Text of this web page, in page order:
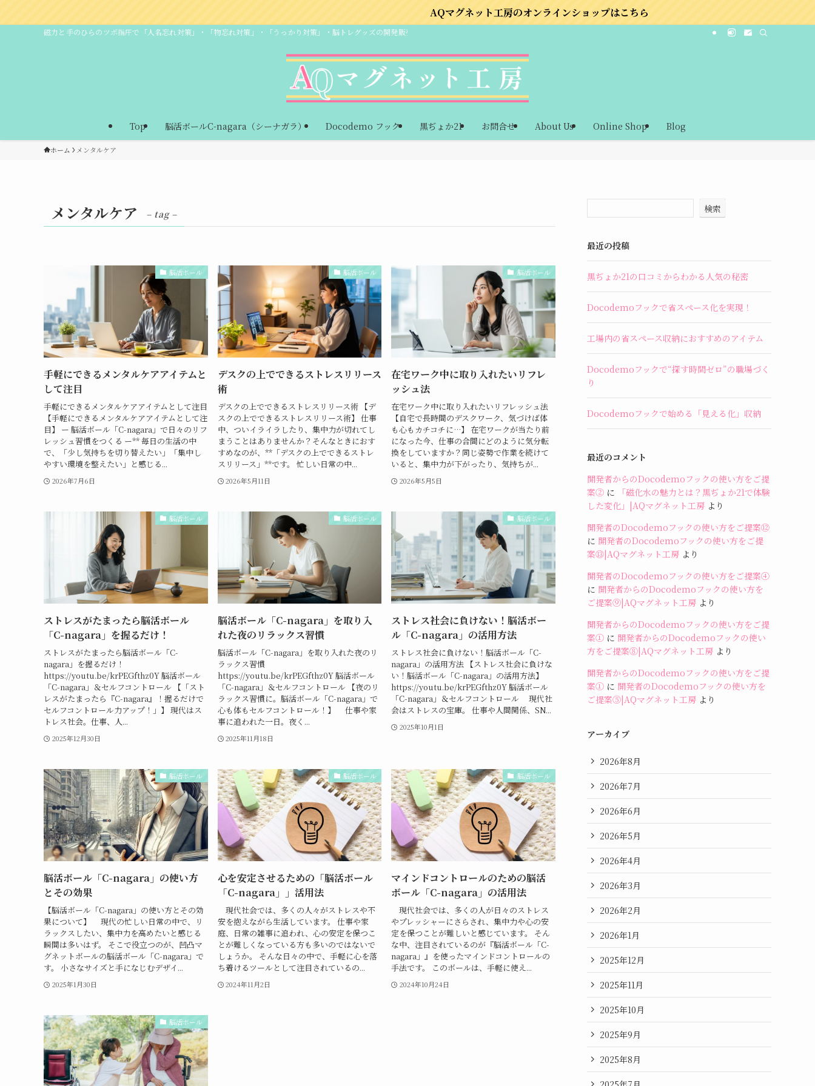
AQマグネット工房のオンラインショップはこちら
磁力と手のひらのツボ指圧で「人名忘れ対策」・「物忘れ対策」・「うっかり対策」・脳トレグッズの開発販売
Top 脳活ボールC-nagara（シーナガラ） Docodemo フック 黒ぢょか21 お問合せ About Us Online Shop Blog
ホーム メンタルケア
メンタルケア – tag –
脳活ボール
手軽にできるメンタルケアアイテムと
して注目
手軽にできるメンタルケアアイテムとして注目
【手軽にできるメンタルケアアイテムとして注
目】 ー 脳活ボール「C-nagara」で日々のリフ
レッシュ習慣をつくる ー** 毎日の生活の中
で、「少し気持ちを切り替えたい」「集中し
やすい環境を整えたい」と感じる...
2026年7月6日
脳活ボール
デスクの上でできるストレスリリース
術
デスクの上でできるストレスリリース術 【デ
スクの上でできるストレスリリース術】 仕事
中、ついイライラしたり、集中力が切れてし
まうことはありませんか？そんなときにおす
すめなのが、**「デスクの上でできるストレ
スリリース」**です。 忙しい日常の中...
2026年5月11日
脳活ボール
在宅ワーク中に取り入れたいリフレ
ッシュ法
在宅ワーク中に取り入れたいリフレッシュ法
【自宅で長時間のデスクワーク、気づけば体
も心もカチコチに…】 在宅ワークが当たり前
になった今、仕事の合間にどのように気分転
換をしていますか？同じ姿勢で作業を続けて
いると、集中力が下がったり、気持ちが...
2026年5月5日
脳活ボール
ストレスがたまったら脳活ボール
「C-nagara」を握るだけ！
ストレスがたまったら脳活ボール「C-
nagara」を握るだけ！
https://youtu.be/krPEGfthz0Y 脳活ボール
「C-nagara」＆セルフコントロール 【「スト
レスがたまったら『C-nagara』！握るだけで
セルフコントロール力アップ！」】 現代はス
トレス社会。仕事、人...
2025年12月30日
脳活ボール
脳活ボール「C-nagara」を取り入
れた夜のリラックス習慣
脳活ボール「C-nagara」を取り入れた夜のリ
ラックス習慣
https://youtu.be/krPEGfthz0Y 脳活ボール
「C-nagara」＆セルフコントロール 【夜のリ
ラックス習慣に。脳活ボール「C-nagara」で
心も体もセルフコントロール！】 仕事や家
事に追われた一日。夜く...
2025年11月18日
脳活ボール
ストレス社会に負けない！脳活ボー
ル「C-nagara」の活用方法
ストレス社会に負けない！脳活ボール「C-
nagara」の活用方法 【ストレス社会に負けな
い！脳活ボール「C-nagara」の活用方法】
https://youtu.be/krPEGfthz0Y 脳活ボール
「C-nagara」＆セルフコントロール 現代社
会はストレスの宝庫。 仕事や人間関係、SN...
2025年10月1日
脳活ボール
脳活ボール「C-nagara」の使い方
とその効果
【脳活ボール「C-nagara」の使い方とその効
果について】 現代の忙しい日常の中で、リ
ラックスしたい、集中力を高めたいと感じる
瞬間は多いはず。 そこで役立つのが、凹凸マ
グネットボールの脳活ボール「C-nagara」で
す。 小さなサイズと手になじむデザイ...
2025年1月30日
脳活ボール
心を安定させるための「脳活ボール
「C-nagara」」活用法
現代社会では、多くの人々がストレスや不
安を抱えながら生活しています。 仕事や家
庭、日常の雑事に追われ、心の安定を保つこ
とが難しくなっている方も多いのではないで
しょうか。 そんな日々の中で、手軽に心を落
ち着けるツールとして注目されているの...
2024年11月2日
脳活ボール
マインドコントロールのための脳活
ボール「C-nagara」の活用法
現代社会では、多くの人が日々のストレス
やプレッシャーにさらされ、集中力や心の安
定を保つことが難しいと感じています。 そん
な中、注目されているのが『脳活ボール「C-
nagara」』を使ったマインドコントロールの
手法です。 このボールは、手軽に使え...
2024年10月24日
脳活ボール
検索
最近の投稿
黒ぢょか21の口コミからわかる人気の秘密
Docodemoフックで省スペース化を実現！
工場内の省スペース収納におすすめのアイテム
Docodemoフックで“探す時間ゼロ”の職場づく
り
Docodemoフックで始める「見える化」収納
最近のコメント
開発者からのDocodemoフックの使い方をご提
案② に
「磁化水の魅力とは？黒ぢょか21で体験
した変化」|AQマグネット工房 より
開発者のDocodemoフックの使い方をご提案⑫
に 開発者のDocodemoフックの使い方をご提
案⑬|AQマグネット工房 より
開発者のDocodemoフックの使い方をご提案④
に 開発者からのDocodemoフックの使い方を
ご提案⑨|AQマグネット工房 より
開発者からのDocodemoフックの使い方をご提
案① に 開発者からのDocodemoフックの使い
方をご提案⑧|AQマグネット工房 より
開発者からのDocodemoフックの使い方をご提
案① に 開発者のDocodemoフックの使い方を
ご提案⑤|AQマグネット工房 より
アーカイブ
2026年8月
2026年7月
2026年6月
2026年5月
2026年4月
2026年3月
2026年2月
2026年1月
2025年12月
2025年11月
2025年10月
2025年9月
2025年8月